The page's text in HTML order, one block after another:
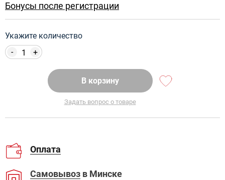
Бонусы после регистрации
Укажите количество
+
-
В корзину
Задать вопрос о товаре
Оплата
Самовывоз в Минске